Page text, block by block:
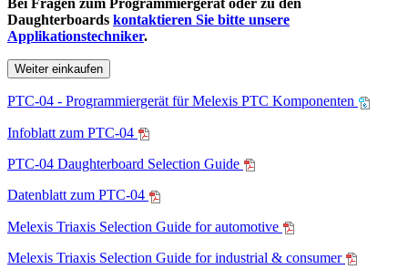
Bei Fragen zum Programmiergerät oder zu den
Daughterboards kontaktieren Sie bitte unsere
Applikationstechniker.
Weiter einkaufen
PTC-04 - Programmiergerät für Melexis PTC Komponenten
Infoblatt zum PTC-04
PTC-04 Daughterboard Selection Guide
Datenblatt zum PTC-04
Melexis Triaxis Selection Guide for automotive
Melexis Triaxis Selection Guide for industrial & consumer